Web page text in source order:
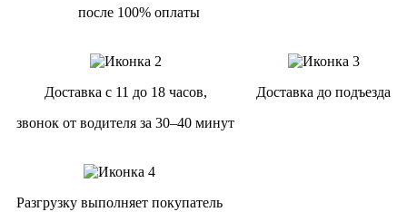
после 100% оплаты
Доставка с 11 до 18 часов,
звонок от водителя за 30–40 минут
Доставка до подъезда
Разгрузку выполняет покупатель